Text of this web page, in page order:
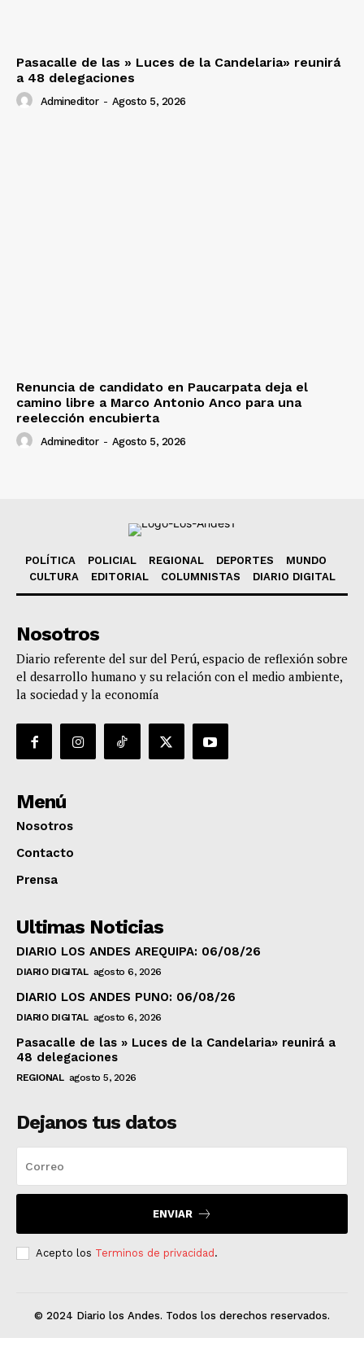
Pasacalle de las » Luces de la Candelaria» reunirá
a 48 delegaciones
Admineditor - Agosto 5, 2026
Renuncia de candidato en Paucarpata deja el
camino libre a Marco Antonio Anco para una
reelección encubierta
Admineditor - Agosto 5, 2026
POLÍTICA POLICIAL REGIONAL DEPORTES
MUNDO
CULTURA
EDITORIAL COLUMNISTAS DIARIO DIGITAL
Nosotros
Diario referente del sur del Perú, espacio de reflexión sobre
el desarrollo humano y su relación con el medio ambiente,
la sociedad y la economía
Menú
Nosotros
Contacto
Prensa
Ultimas Noticias
DIARIO LOS ANDES AREQUIPA: 06/08/26
DIARIO DIGITAL agosto 6, 2026
DIARIO LOS ANDES PUNO: 06/08/26
DIARIO DIGITAL agosto 6, 2026
Pasacalle de las » Luces de la Candelaria» reunirá a
48 delegaciones
REGIONAL agosto 5, 2026
Dejanos tus datos
ENVIAR
Acepto los Terminos de privacidad .
© 2024 Diario los Andes. Todos los derechos reservados.